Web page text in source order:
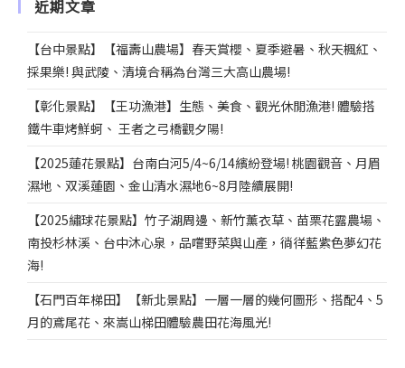
近期文章
【台中景點】【福壽山農場】春天賞櫻、夏季避暑、秋天楓紅、
採果樂! 與武陵、清境合稱為台灣三大高山農場!
【彰化景點】【王功漁港】生態、美食、觀光休閒漁港! 體驗搭
鐵牛車烤鮮蚵、 王者之弓橋觀夕陽!
【2025蓮花景點】台南白河5/4~6/14繽紛登場! 桃園觀音、月眉
濕地、双溪蓮園、金山清水濕地6~8月陸續展開!
【2025繡球花景點】竹子湖周邊、新竹薰衣草、苗栗花露農場、
南投杉林溪、台中沐心泉，品嚐野菜與山產，徜徉藍紫色夢幻花
海!
【石門百年梯田】【新北景點】一層一層的幾何圖形、搭配4、5
月的鳶尾花、來嵩山梯田體驗農田花海風光!